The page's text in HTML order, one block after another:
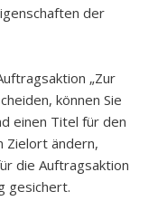
der
„Zur
können Sie
einen Titel für den
Zielort ändern,
die Auftragsaktion
gesichert.